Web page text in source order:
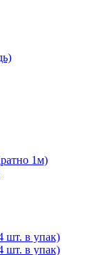
1м)
шт. в упак)
шт. в упак)